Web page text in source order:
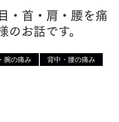
・首・肩・腰を痛
お話です。
腕の痛み
背中・腰の痛み